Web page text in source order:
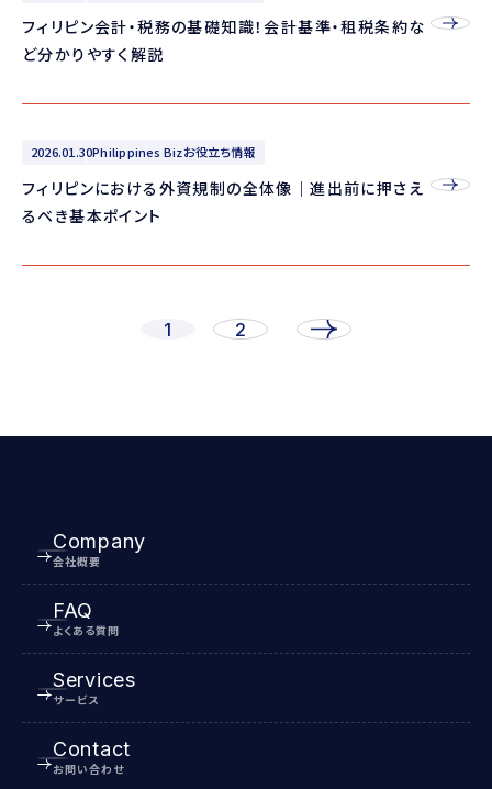
フィリピン会計・税務の基礎知識！会計基準・租税条約な
ど分かりやすく解説
2026.01.30Philippines Bizお役立ち情報
フィリピンにおける外資規制の全体像｜進出前に押さえ
るべき基本ポイント
1 2
Company
会社概要
FAQ
よくある質問
Services
サービス
Contact
お問い合わせ